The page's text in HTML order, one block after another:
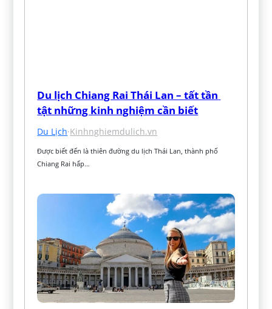
Du lịch Chiang Rai Thái Lan – tất tần
tật những kinh nghiệm cần biết
Du Lịch·Kinhnghiemdulich.vn
Được biết đến là thiên đường du lịch Thái Lan, thành phố
Chiang Rai hấp…